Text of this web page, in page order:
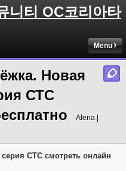
니티 OC코리아타
Menu
Новая
СТС
Alena |
СТС смотреть онлайн